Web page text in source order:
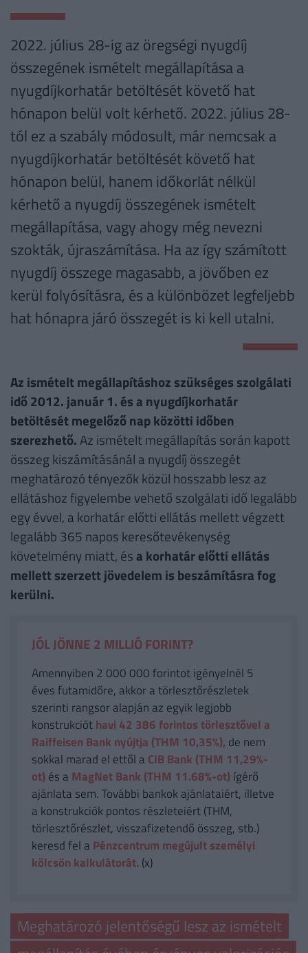
2022. július 28-ig az öregségi nyugdíj
összegének ismételt megállapítása a
nyugdíjkorhatár betöltését követő hat
hónapon belül volt kérhető. 2022. július 28-
tól ez a szabály módosult, már nemcsak a
nyugdíjkorhatár betöltését követő hat
hónapon belül, hanem időkorlát nélkül
kérhető a nyugdíj összegének ismételt
megállapítása, vagy ahogy még nevezni
szokták, újraszámítása. Ha az így számított
nyugdíj összege magasabb, a jövőben ez
kerül folyósításra, és a különbözet legfeljebb
hat hónapra járó összegét is ki kell utalni.
Az ismételt megállapításhoz szükséges szolgálati
idő 2012. január 1. és a nyugdíjkorhatár
betöltését megelőző nap közötti időben
szerezhető.Az ismételt megállapítás során kapott
összeg kiszámításánál a nyugdíj összegét
meghatározó tényezők közül hosszabb lesz az
ellátáshoz figyelembe vehető szolgálati idő legalább
egy évvel, a korhatár előtti ellátás mellett végzett
legalább 365 napos keresőtevékenység
követelmény miatt, ésa korhatár előtti ellátás
mellett szerzett jövedelem is beszámításra fog
kerülni.
JÓL JÖNNE 2 MILLIÓ FORINT?
Amennyiben 2 000 000 forintot igényelnél 5
éves futamidőre, akkor a törlesztőrészletek
szerinti rangsor alapján az egyik legjobb
konstrukcióthavi 42 386 forintos törlesztővel a
Raiffeisen Bank nyújtja (THM 10,35%), de nem
sokkal marad el ettől a CIB Bank (THM 11,29%-
ot)és a MagNet Bank (THM 11.68%-ot)ígérő
ajánlata sem. További bankok ajánlataiért, illetve
a konstrukciók pontos részleteiért (THM,
törlesztőrészlet, visszafizetendő összeg, stb.)
keresd fel a Pénzcentrum megújult személyi
kölcsön kalkulátorát. (x)
Meghatározó jelentőségű lesz az ismételt